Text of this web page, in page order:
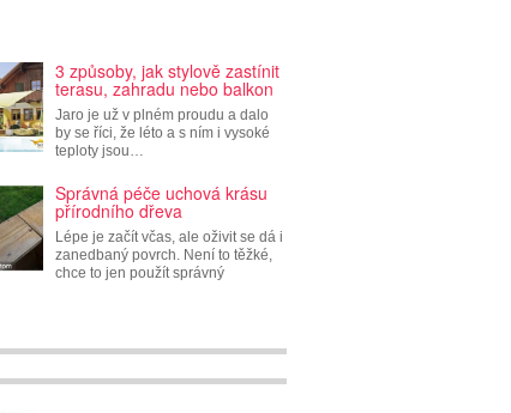
3 způsoby, jak stylově zastínit
terasu, zahradu nebo balkon
Jaro je už v plném proudu a dalo
by se říci, že léto a s ním i vysoké
teploty jsou…
Správná péče uchová krásu
přírodního dřeva
Lépe je začít včas, ale oživit se dá i
zanedbaný povrch. Není to těžké,
chce to jen použít správný